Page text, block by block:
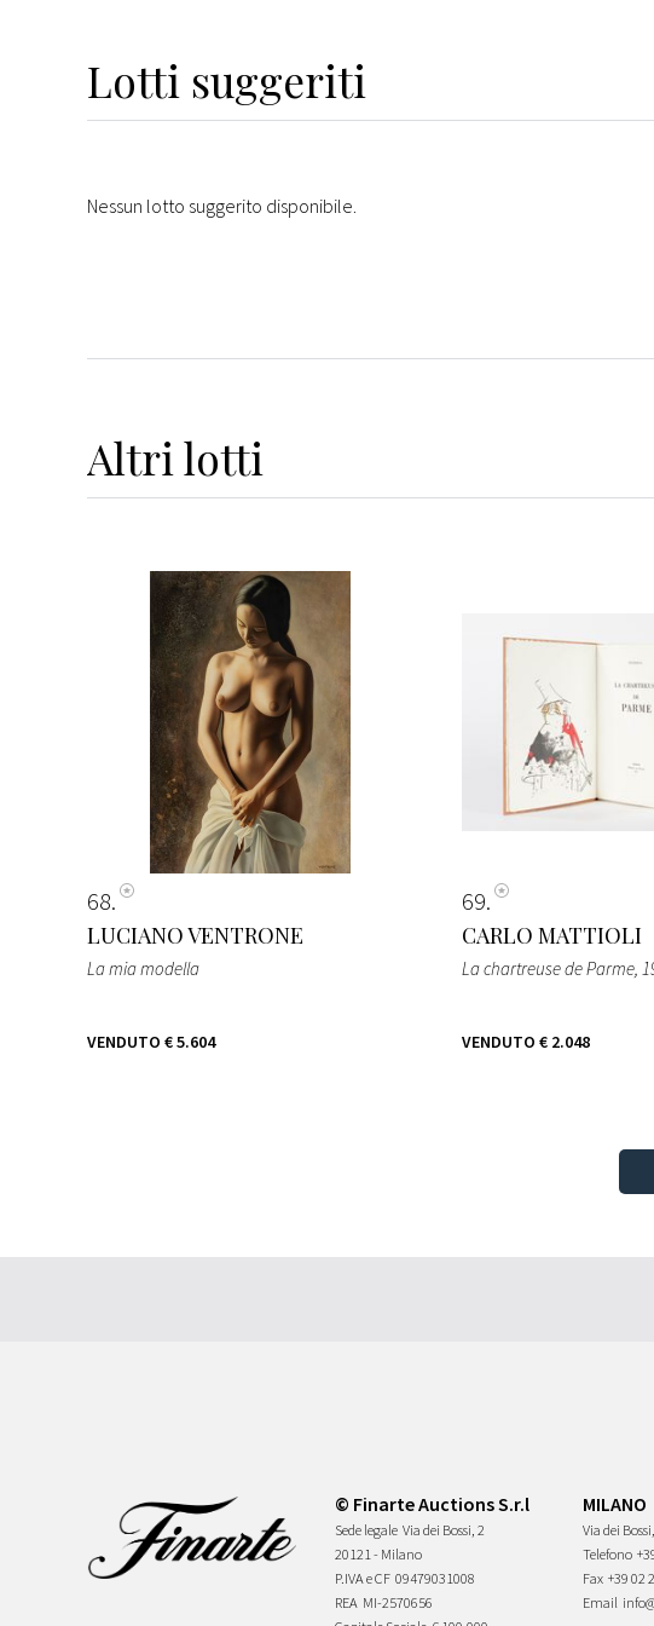
Lotti suggeriti
Nessun lotto suggerito disponibile.
Altri lotti
68
LUCIANO VENTRONE
La mia modella
VENDUTO € 5.604
69
CARLO MATTIOLI
La chartreuse de Parme,
VENDUTO € 2.048
© Finarte Auctions S.r.l
Sede legale Via dei Bossi, 2
20121 - Milano
P.IVA e CF 09479031008
REA MI-2570656
MILANO
Via dei
Telefono
Fax +39 02
Email